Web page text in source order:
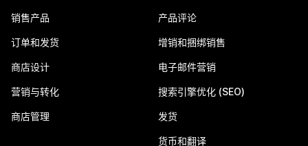
销售产品
订单和发货
商店设计
营销与转化
商店管理
产品评论
增销和捆绑销售
电子邮件营销
搜索引擎优化 (SEO)
发货
货币和翻译